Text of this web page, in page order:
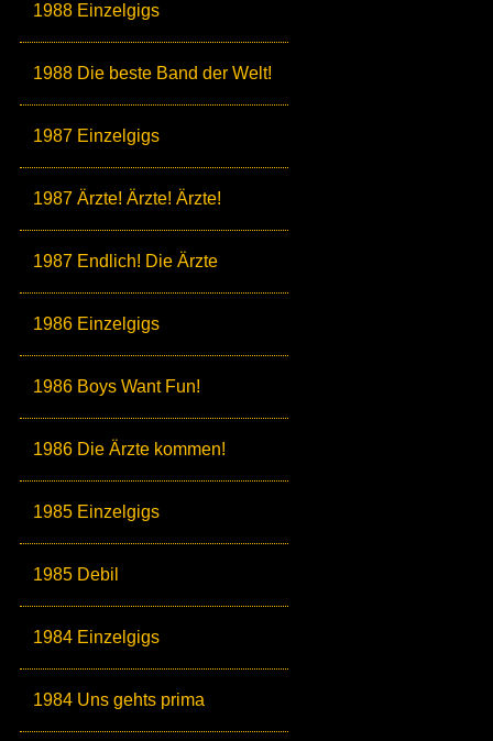
1988 Einzelgigs
1988 Die beste Band der Welt!
1987 Einzelgigs
1987 Ärzte! Ärzte! Ärzte!
1987 Endlich! Die Ärzte
1986 Einzelgigs
1986 Boys Want Fun!
1986 Die Ärzte kommen!
1985 Einzelgigs
1985 Debil
1984 Einzelgigs
1984 Uns gehts prima